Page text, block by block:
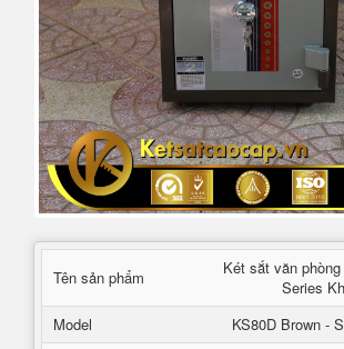
Tên sản phẩm
Két sắt văn
Series
Model
KS80D Brown -